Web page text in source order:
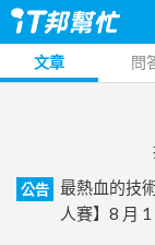
文章 問
公告
最熱血的技
人賽】8 月